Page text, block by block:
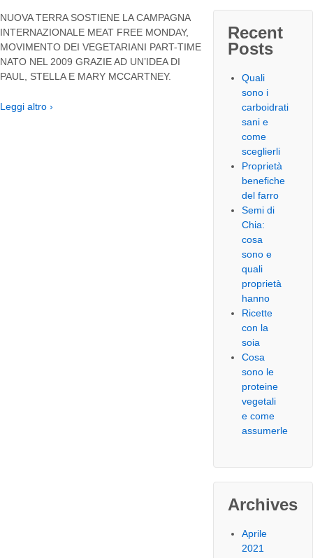
NUOVA TERRA SOSTIENE LA CAMPAGNA
INTERNAZIONALE MEAT FREE MONDAY,
MOVIMENTO DEI VEGETARIANI PART-TIME
NATO NEL 2009 GRAZIE AD UN’IDEA DI
PAUL, STELLA E MARY MCCARTNEY.
Leggi altro ›
Recent
Posts
Quali
sono i
carboidrati
sani e
come
sceglierli
Proprietà
benefiche
del farro
Semi di
Chia:
cosa
sono e
quali
proprietà
hanno
Ricette
con la
soia
Cosa
sono le
proteine
vegetali
e come
assumerle
Archives
Aprile
2021